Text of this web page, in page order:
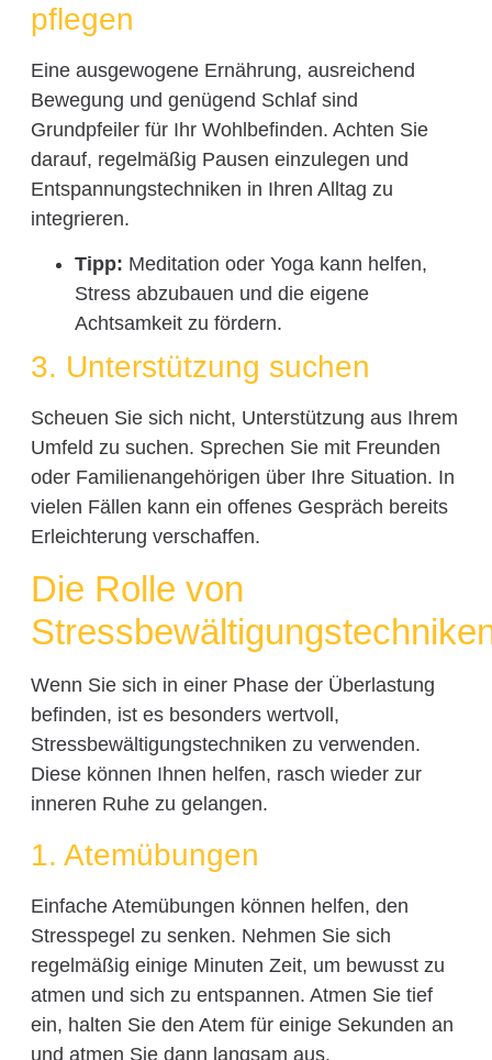
pflegen
Eine ausgewogene Ernährung, ausreichend
Bewegung und genügend Schlaf sind
Grundpfeiler für Ihr Wohlbefinden. Achten Sie
darauf, regelmäßig Pausen einzulegen und
Entspannungstechniken in Ihren Alltag zu
integrieren.
Tipp: Meditation oder Yoga kann helfen,
Stress abzubauen und die eigene
Achtsamkeit zu fördern.
3. Unterstützung suchen
Scheuen Sie sich nicht, Unterstützung aus Ihrem
Umfeld zu suchen. Sprechen Sie mit Freunden
oder Familienangehörigen über Ihre Situation. In
vielen Fällen kann ein offenes Gespräch bereits
Erleichterung verschaffen.
Die Rolle von
Wenn Sie sich in einer Phase der Überlastung
befinden, ist es besonders wertvoll,
Stressbewältigungstechniken zu verwenden.
Diese können Ihnen helfen, rasch wieder zur
inneren Ruhe zu gelangen.
1. Atemübungen
Einfache Atemübungen können helfen, den
Stresspegel zu senken. Nehmen Sie sich
regelmäßig einige Minuten Zeit, um bewusst zu
atmen und sich zu entspannen. Atmen Sie tief
ein, halten Sie den Atem für einige Sekunden an
und atmen Sie dann langsam aus.